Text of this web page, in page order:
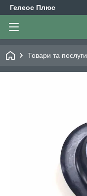
Гелеос Плюс
Товари та послуги